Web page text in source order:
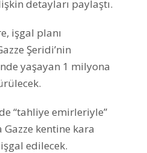
detayları paylaştı.
işgal planı
Şeridi’nin
yaşayan 1 milyona
“tahliye emirleriyle”
Gazze kentine kara
işgal edilecek.